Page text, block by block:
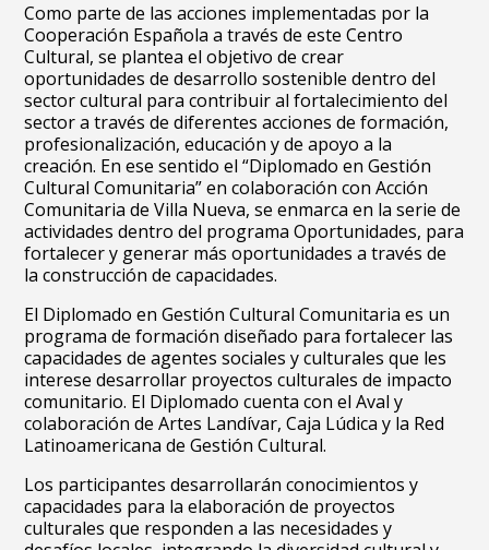
Como parte de las acciones implementadas por la
Cooperación Española a través de este Centro
Cultural, se plantea el objetivo de crear
oportunidades de desarrollo sostenible dentro del
sector cultural para contribuir al fortalecimiento del
sector a través de diferentes acciones de formación,
profesionalización, educación y de apoyo a la
creación. En ese sentido el “Diplomado en Gestión
Cultural Comunitaria” en colaboración con Acción
Comunitaria de Villa Nueva, se enmarca en la serie de
actividades dentro del programa Oportunidades, para
fortalecer y generar más oportunidades a través de
la construcción de capacidades.
El Diplomado en Gestión Cultural Comunitaria es un
programa de formación diseñado para fortalecer las
capacidades de agentes sociales y culturales que les
interese desarrollar proyectos culturales de impacto
comunitario. El Diplomado cuenta con el Aval y
colaboración de Artes Landívar, Caja Lúdica y la Red
Latinoamericana de Gestión Cultural.
Los participantes desarrollarán conocimientos y
capacidades para la elaboración de proyectos
culturales que responden a las necesidades y